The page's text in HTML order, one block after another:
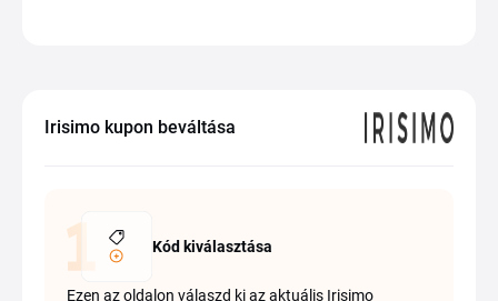
Irisimo kupon beváltása
Kód kiválasztása
Ezen az oldalon válaszd ki az aktuális Irisimo